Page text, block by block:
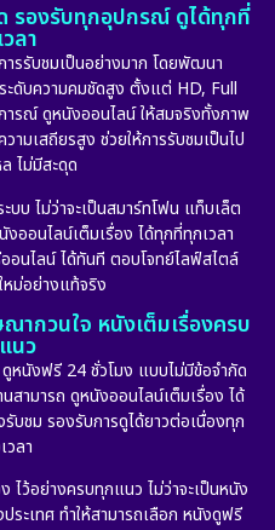
รองรับทุกอุปกรณ์ ดูได้ทุกที่
ลา
รรับชมเป็นอย่างมาก โดยพัฒนา
ดับความคมชัดสูง ตั้งแต่ HD, Full
ารณ์ ดูหนังออนไลน์ ให้สมจริงทั้งภาพ
มเสถียรสูง ช่วยให้การรับชมเป็นไป
ไม่มีสะดุด
บ ไม่ว่าจะเป็นสมาร์ทโฟน แท็บเล็ต
ออนไลน์เต็มเรื่อง ได้ทุกที่ทุกเวลา
อนไลน์ ได้ทันที ตอบโจทย์ไลฟ์สไตล์
หม่อย่างแท้จริง
ากวนใจ หนังเต็มเรื่องครบ
นว
หนังฟรี 24 ชั่วโมง แบบไม่มีข้อจำกัด
สามารถ ดูหนังออนไลน์เต็มเรื่อง ได้
บชม รองรับการดูได้ยาวต่อเนื่องทุก
วลา
ว้อย่างครบทุกแนว ไม่ว่าจะเป็นหนัง
ะเทศ ทำให้สามารถเลือก หนังดูฟรี